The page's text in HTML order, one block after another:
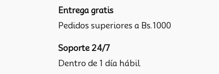
Entrega gratis
Pedidos superiores a Bs.1000
Soporte 24/7
Dentro de 1 día hábil